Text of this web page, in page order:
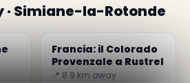
· Simiane-la-Rotonde
Francia: il Colorado
Provenzale a Rustrel
📍 8.9 km away